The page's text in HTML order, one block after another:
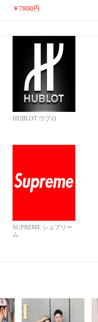
￥ 7800 円
HUBLOT ウブロ
SUPREME シュプリー
ム